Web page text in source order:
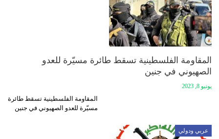
المقاومة الفلسطينية تسقط طائرة مسيّرة للعدو
الصهيوني في جنين
يونيو 8, 2023
المقاومة الفلسطينية تسقط طائرة
مسيّرة للعدو الصهيوني في جنين
عربي ودولي